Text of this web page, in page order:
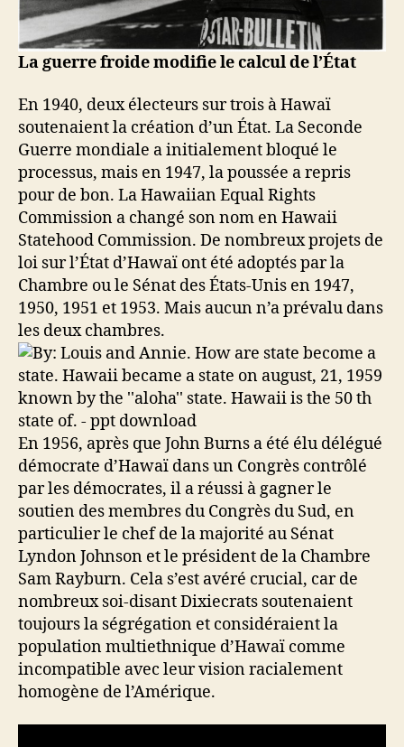
La guerre froide modifie le calcul de l’État
En 1940, deux électeurs sur trois à Hawaï
soutenaient la création d’un État. La Seconde
Guerre mondiale a initialement bloqué le
processus, mais en 1947, la poussée a repris
pour de bon. La Hawaiian Equal Rights
Commission a changé son nom en Hawaii
Statehood Commission. De nombreux projets de
loi sur l’État d’Hawaï ont été adoptés par la
Chambre ou le Sénat des États-Unis en 1947,
1950, 1951 et 1953. Mais aucun n’a prévalu dans
les deux chambres.
En 1956, après que John Burns a été élu délégué
démocrate d’Hawaï dans un Congrès contrôlé
par les démocrates, il a réussi à gagner le
soutien des membres du Congrès du Sud, en
particulier le chef de la majorité au Sénat
Lyndon Johnson et le président de la Chambre
Sam Rayburn. Cela s’est avéré crucial, car de
nombreux soi-disant Dixiecrats soutenaient
toujours la ségrégation et considéraient la
population multiethnique d’Hawaï comme
incompatible avec leur vision racialement
homogène de l’Amérique.